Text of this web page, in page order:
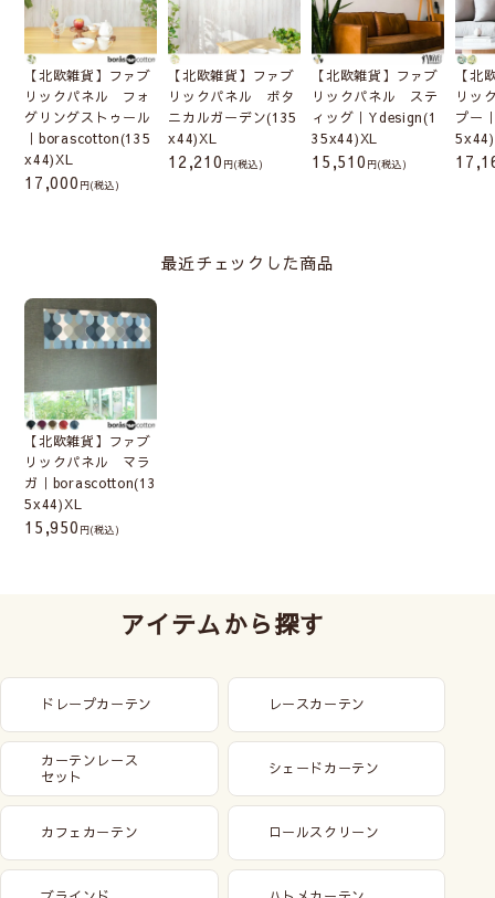
約18cm×26cm(ミ
ニ)
約24cm×33cm(SS)
3枚セット
【北欧雑貨】ファブ
リックパネル フォ
グリングストゥール
｜borascotton(135
x44)XL
17,000 (税込)
【北欧雑貨】ファブ
リックパネル ボタ
ニカルガーデン(135
x44)XL
12,210 (税込)
【北欧雑貨】ファブ
リックパネル ステ
ィッグ｜Ydesign(1
35x44)XL
15,510 (税込)
【北
リッ
プー
最近チェックした商品
【北欧雑貨】ファブ
リックパネル マラ
ガ｜borascotton(13
5x44)XL
15,950 (税込)
アイテムから探す
ドレープカーテン レースカーテン
カーテンレース
セット
シェードカーテン
カフェカーテン ロールスクリーン